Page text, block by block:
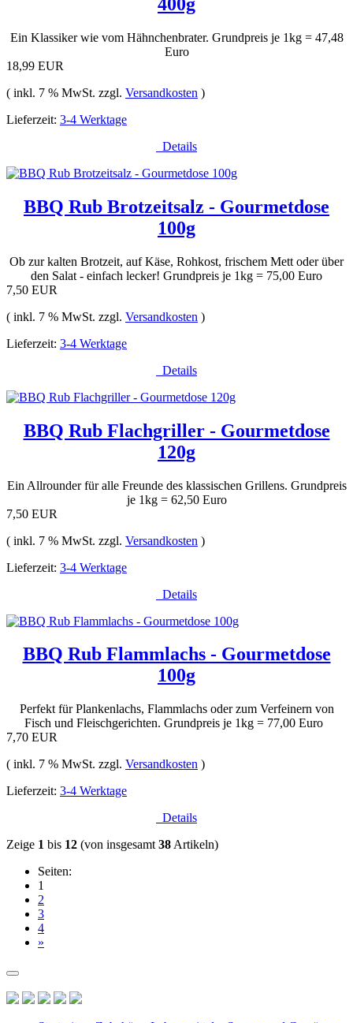
Ein Klassiker wie vom Hähnchenbrater. Grundpreis je 1kg = 47,48
Euro
18,99 EUR
( inkl. 7 % MwSt. zzgl. Versandkosten )
Lieferzeit: 3-4 Werktage
Details
BBQ Rub Brotzeitsalz - Gourmetdose
100g
Ob zur kalten Brotzeit, auf Käse, Rohkost, frischem Mett oder über
den Salat - einfach lecker! Grundpreis je 1kg = 75,00 Euro
7,50 EUR
( inkl. 7 % MwSt. zzgl. Versandkosten )
Lieferzeit: 3-4 Werktage
Details
BBQ Rub Flachgriller - Gourmetdose
120g
Ein Allrounder für alle Freunde des klassischen Grillens. Grundpreis
je 1kg = 62,50 Euro
7,50 EUR
( inkl. 7 % MwSt. zzgl. Versandkosten )
Lieferzeit: 3-4 Werktage
Details
BBQ Rub Flammlachs - Gourmetdose
100g
Perfekt für Plankenlachs, Flammlachs oder zum Verfeinern von
Fisch und Fleischgerichten. Grundpreis je 1kg = 77,00 Euro
7,70 EUR
( inkl. 7 % MwSt. zzgl. Versandkosten )
Lieferzeit: 3-4 Werktage
Details
Zeige 1 bis 12 (von insgesamt 38 Artikeln)
Seiten:
1
2
3
4
»